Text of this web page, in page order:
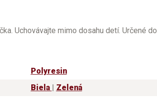
Uchovávajte mimo dosahu detí. Určené do
Polyresin
Biela
Zelená